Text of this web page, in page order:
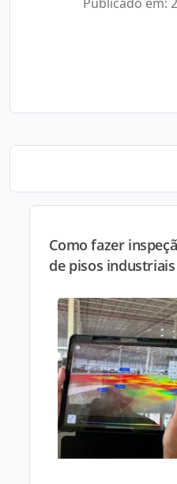
Como fazer
de pisos